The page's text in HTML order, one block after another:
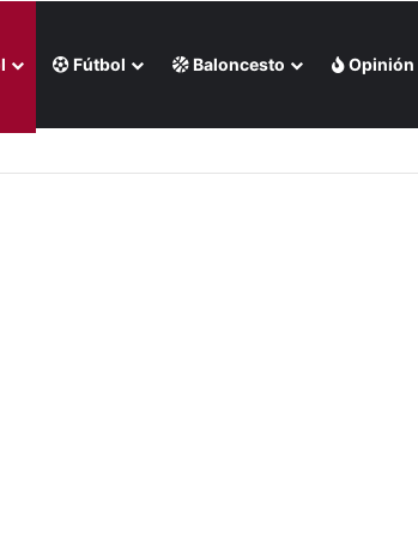
Fútbol Baloncesto Opinión
en triunfo de Medias Rojas de Boston (+Video)